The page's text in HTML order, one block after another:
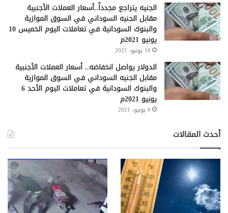
الجنيه يتراجع مجدداً..أسعار العملات الأجنبية
مقابل الجنيه السوداني في السوق الموازية
والبنوك السودانية في تعاملات اليوم الخميس 10
يونيو 2021م
10 يونيو، 2021
الدولار يواصل انخفاضه.. أسعار العملات الأجنبية
مقابل الجنيه السوداني في السوق الموازية
والبنوك السودانية في تعاملات اليوم الأحد 6
يونيو 2021م
6 يونيو، 2021
أحدث المقالات